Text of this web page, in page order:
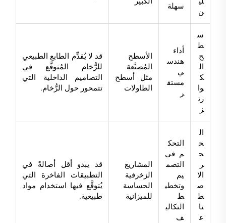
ن
سهلة
س
ط
ح
ال
ك
وا
رت
ز
أداء
هندس
ي
مستق
ر
الأسطح
المُصنَّعة
مثل أسطح
الطاولات
قد لا يُقدِّم الطابع الطبيعي
للرُّخام المُتوقَّع في
التصاميم الداخلية التي
تتمحور حول الرُّخام.
ال
ح
ج
ر
الا
ص
ط
نا
ع
التحك
م في
التصم
يم
وتخطي
ط
التكالي
ف
المشاريع
الزخرفية
الحساسة
للميزانية
قد يبدو أقل أصالةً في
التطبيقات الفاخرة التي
يُتوقَّع فيها استخدام مواد
طبيعية.